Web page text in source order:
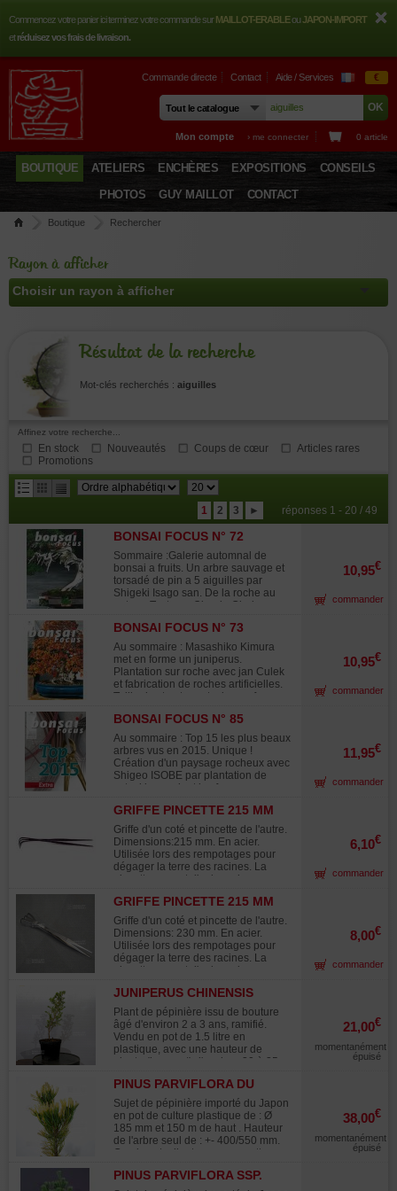
Commencez votre panier ici terminez votre commande surMAILLOT-ERABLEouJAPON-IMPORT
etréduisez vos frais de livraison.
Commande directe Contact Aide / Services €
Mon compte › me connecter 0 article
BOUTIQUE ATELIERS ENCHÈRES EXPOSITIONS
CONSEILS
PHOTOS
GUY MAILLOT CONTACT
Boutique Rechercher
Rayon à afficher
Résultat de la recherche
Mot-clés recherchés : aiguilles
Affinez votre recherche...
En stock Nouveautés Coups de cœur
Articles rares
Promotions
résultats
par
page
1 2 3 ► réponses 1 - 20 / 49
BONSAI FOCUS N° 72
Sommaire :Galerie automnal de
bonsai a fruits. Un arbre sauvage et
torsadé de pin a 5 aiguilles par
Shigeki Isago san. De la roche au
pot par Tsutomu Oba de Chairu en.
Kira san. George Campos le bonsai
un chemin de vie. Exposition en
Espagne. Confection de kusamono.
Et nombreux autres superbes
photographies qui nous feront
toujours réver.
10,95€
commander
BONSAI FOCUS N° 73
Au sommaire : Masashiko Kimura
met en forme un juniperus.
Plantation sur roche avec jan Culek
et fabrication de roches artificielles.
Taille de structure et mise en forme
Sept ans de travail sur un if commun
taxus baccata. Réduire la longueur
des aiguilles des pins par Ofer
Grunwald. André Alvarez travaux sur
un if. Exposition de barcelone nishiki
ten. Et nombreux autres articles
10,95€
commander
BONSAI FOCUS N° 85
Au sommaire : Top 15 les plus beaux
arbres vus en 2015. Unique !
Création d'un paysage rocheux avec
Shigeo ISOBE par plantation de
satsuki rappelant les fameux
Travaux de sélection des aiguilles
sur pinus thunbergii. Relookage par
changement de face sur acer
buergerianum kabudachi.
Masashiko Kimura travaille un
juniperus imposant au profil
thunbergii. Evolution d'une forêt de
TICKLE. Les poteries de Antonio
Zicarelli. Juniperus sabina travaillé
par Giacomo Pallardo le nid d'aigle.
La passion du bonsai de Jordi
souffle. Peter Waren marcotte un
pommier.
11,95€
commander
GRIFFE PINCETTE 215 MM
Griffe d'un coté et pincette de l'autre.
Dimensions:215 mm. En acier.
Utilisée lors des rempotages pour
dégager la terre des racines. La
pincette permet d'enlever les
6,10€
commander
GRIFFE PINCETTE 215 MM
INOX RYUGA
Griffe d'un coté et pincette de l'autre.
Dimensions: 230 mm. En acier.
Utilisée lors des rempotages pour
dégager la terre des racines. La
pincette permet d'enlever les
prise en main avec rayures anti
dérapantes sur le manche, largeur
de la griffe de 35 mm et longueur de
la denture de 30 mm.
8,00€
commander
JUNIPERUS CHINENSIS
ITOIGAWA 30-35 CM
Plant de pépinière issu de bouture
âgé d'environ 2 a 3 ans, ramifié.
Vendu en pot de 1.5 litre en
plastique, avec une hauteur de
plante (hors pot) d'environ 30 à 35
similaire à celui illustré sur les
photos. Cette variété Itoigawa, aux
écailles fines et d'un vert vif, est
particulièrement vigoureuse et
parfaitement adaptée à la culture en
bonsaï. Contrairement au Juniperus
très peu de feuillage en début d'été.
21,00€
momentanément
épuisé
PINUS PARVIFLORA DU
JAPON "GOLDILOCK"
Sujet de pépinière importé du Japon
en pot de culture plastique de : Ø
185 mm et 150 m de haut . Hauteur
de l'arbre seul de : +- 400/550 mm.
Ce pin est a ligaturer pour mettre en
être rempoté dans une poterie a
38,00€
momentanément
épuisé
PINUS PARVIFLORA SSP.